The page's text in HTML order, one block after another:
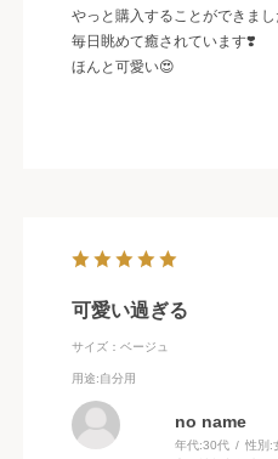
っと購入することができまし
毎日眺めて癒されています❣️
ほんと可愛い😍
可愛い過ぎる
サイズ：ベージュ
用途:自分用
no name
年代:30代 性別: